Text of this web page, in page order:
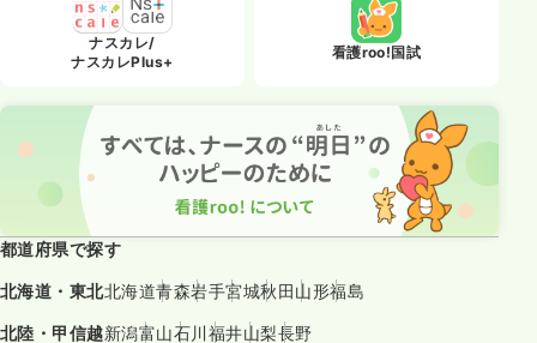
ナスカレ/
ナスカレPlus+
看護roo!国試
都道府県で探す
北海道・東北北海道青森岩手宮城秋田山形福島
北陸・甲信越新潟富山石川福井山梨長野